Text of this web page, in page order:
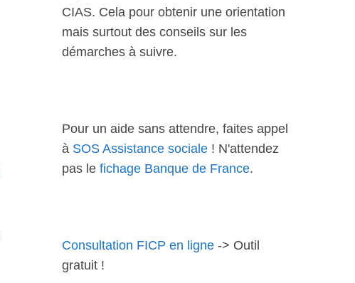
CIAS. Cela pour obtenir une orientation
mais surtout des conseils sur les
démarches à suivre.
Pour un aide sans attendre, faites appel
à SOS Assistance sociale ! N'attendez
pas le fichage Banque de France.
Consultation FICP en ligne -> Outil
gratuit !